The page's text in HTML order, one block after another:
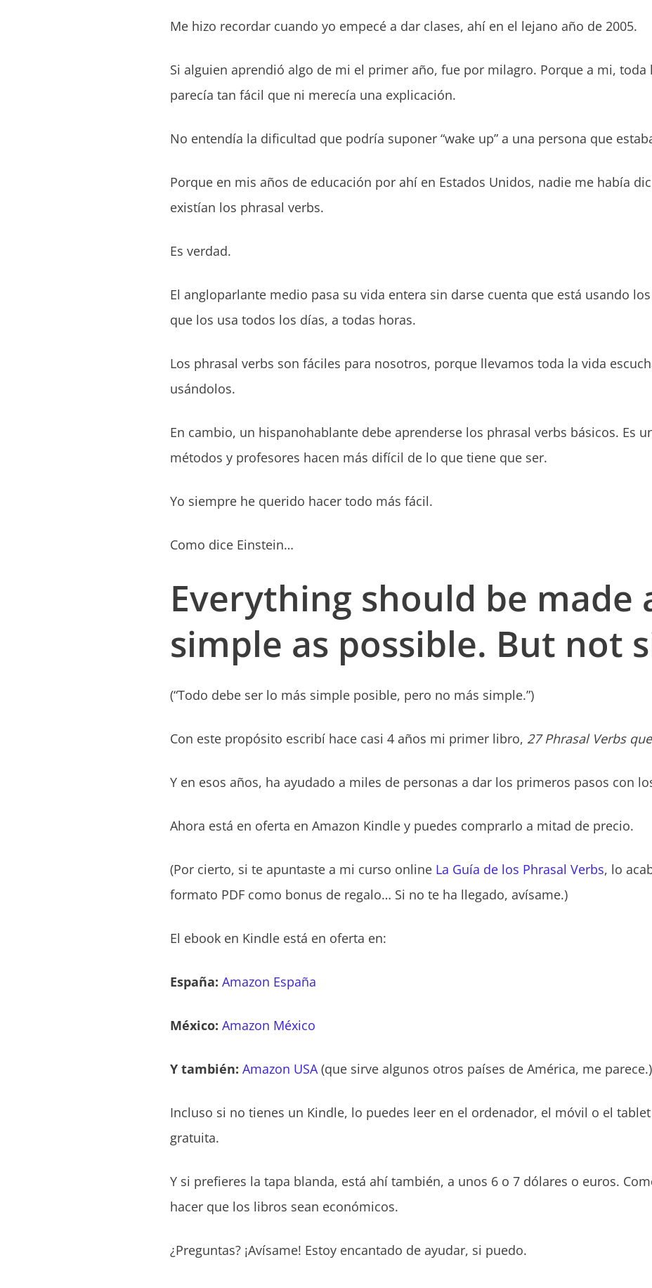
Me hizo recordar cuando yo empecé a dar clases, ahí en el lejano año de 2005.
Si alguien aprendió algo de mi el primer año, fue por milagro. Porque a mi, toda
parecía tan fácil que ni merecía una explicación.
No entendía la dificultad que podría suponer “wake up” a una persona que
Porque en mis años de educación por ahí en Estados Unidos, nadie me había
existían los phrasal verbs.
Es verdad.
El angloparlante medio pasa su vida entera sin darse cuenta que está usando
que los usa todos los días, a todas horas.
Los phrasal verbs son fáciles para nosotros, porque llevamos toda la vida
usándolos.
En cambio, un hispanohablante debe aprenderse los phrasal verbs básicos. Es
métodos y profesores hacen más difícil de lo que tiene que ser.
Yo siempre he querido hacer todo más fácil.
Como dice Einstein…
Everything should be made
simple as possible. But not
(“Todo debe ser lo más simple posible, pero no más simple.”)
Con este propósito escribí hace casi 4 años mi primer libro, 27 Phrasal Verbs
Y en esos años, ha ayudado a miles de personas a dar los primeros pasos con
Ahora está en oferta en Amazon Kindle y puedes comprarlo a mitad de precio.
(Por cierto, si te apuntaste a mi curso online La Guía de los Phrasal Verbs, lo
formato PDF como bonus de regalo… Si no te ha llegado, avísame.)
El ebook en Kindle está en oferta en:
España: Amazon España
México: Amazon México
Y también: Amazon USA(que sirve algunos otros países de América, me parece.)
Incluso si no tienes un Kindle, lo puedes leer en el ordenador, el móvil o el
gratuita.
Y si prefieres la tapa blanda, está ahí también, a unos 6 o 7 dólares o euros.
hacer que los libros sean económicos.
¿Preguntas? ¡Avísame! Estoy encantado de ayudar, si puedo.